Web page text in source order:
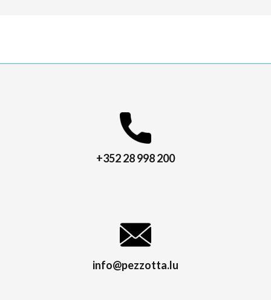
+352 28 998 200
info@pezzotta.lu